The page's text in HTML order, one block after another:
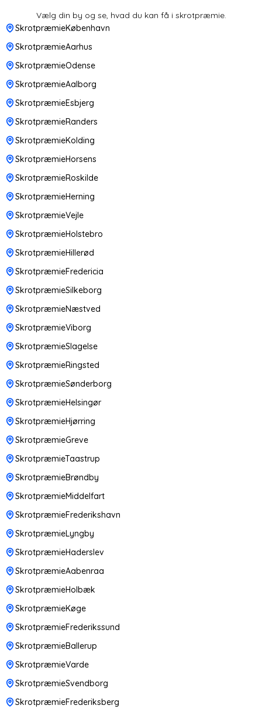
Vælg din by og se, hvad du kan få i skrotpræmie.
SkrotpræmieKøbenhavn
SkrotpræmieAarhus
SkrotpræmieOdense
SkrotpræmieAalborg
SkrotpræmieEsbjerg
SkrotpræmieRanders
SkrotpræmieKolding
SkrotpræmieHorsens
SkrotpræmieRoskilde
SkrotpræmieHerning
SkrotpræmieVejle
SkrotpræmieHolstebro
SkrotpræmieHillerød
SkrotpræmieFredericia
SkrotpræmieSilkeborg
SkrotpræmieNæstved
SkrotpræmieViborg
SkrotpræmieSlagelse
SkrotpræmieRingsted
SkrotpræmieSønderborg
SkrotpræmieHelsingør
SkrotpræmieHjørring
SkrotpræmieGreve
SkrotpræmieTaastrup
SkrotpræmieBrøndby
SkrotpræmieMiddelfart
SkrotpræmieFrederikshavn
SkrotpræmieLyngby
SkrotpræmieHaderslev
SkrotpræmieAabenraa
SkrotpræmieHolbæk
SkrotpræmieKøge
SkrotpræmieFrederikssund
SkrotpræmieBallerup
SkrotpræmieVarde
SkrotpræmieSvendborg
SkrotpræmieFrederiksberg